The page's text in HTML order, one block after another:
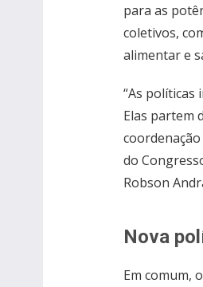
para as
coletivos,
alimentar e
“As políticas
Elas partem
do
Robson
Nova
Em comum,